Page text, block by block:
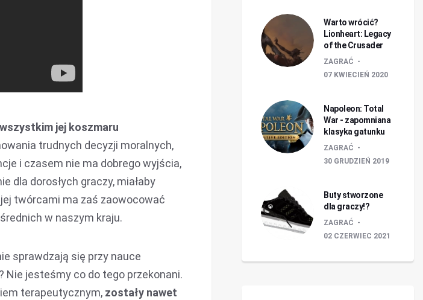
jej koszmaru
trudnych decyzji moralnych,
i czasem nie ma dobrego wyjścia,
dla dorosłych graczy, miałaby
twórcami ma zaś zaowocować
w naszym kraju.
sprawdzają się przy nauce
Nie jesteśmy co do tego przekonani.
terapeutycznym, zostały nawet
Warto wrócić?
Lionheart: Legacy
of the Crusader
ZAGRAĆ
07 KWIECIEŃ 2020
Napoleon: Total
War - zapomniana
klasyka gatunku
ZAGRAĆ
30 GRUDZIEŃ 2019
Buty stworzone
dla graczy!?
ZAGRAĆ
02 CZERWIEC 2021